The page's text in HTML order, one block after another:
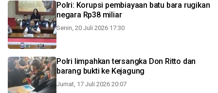
Polri: Korupsi pembiayaan batu bara rugikan
negara Rp38 miliar
Senin, 20 Juli 2026 17:30
Polri limpahkan tersangka Don Ritto dan
barang bukti ke Kejagung
Jumat, 17 Juli 2026 20:07